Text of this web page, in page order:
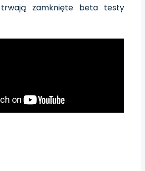
zamknięte beta testy